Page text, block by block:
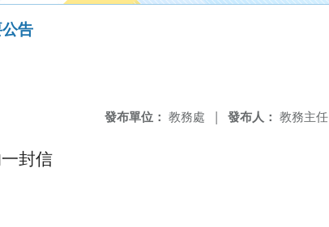
告
發布人： 教務主任
發布單位： 教務處 |
封信